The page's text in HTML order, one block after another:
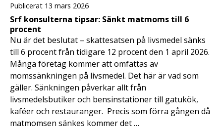
Publicerat 13 mars 2026
Srf konsulterna tipsar: Sänkt matmoms till 6
procent
Nu är det beslutat – skattesatsen på livsmedel sänks
till 6 procent från tidigare 12 procent den 1 april 2026.
Många företag kommer att omfattas av
momssänkningen på livsmedel. Det här är vad som
gäller. Sänkningen påverkar allt från
livsmedelsbutiker och bensinstationer till gatukök,
kaféer och restauranger. Precis som förra gången då
matmomsen sänkes kommer det …